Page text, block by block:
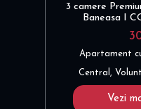
3 camere
Baneasa I
Apartament
Central,
Vezi